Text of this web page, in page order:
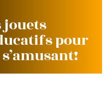
jouets
pour